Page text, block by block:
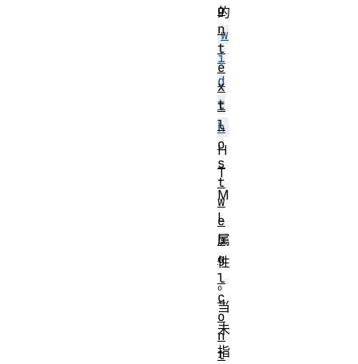
的
w
i
d
t
h
H
T
M
L
属
性
。
当
未
指
o
n
t
e
x
t
l
o
s
t
w
e
b
g
l
c
o
n
t